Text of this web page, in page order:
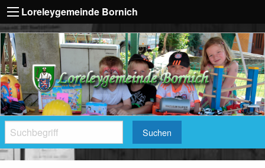
Loreleygemeinde Bornich
Suchen